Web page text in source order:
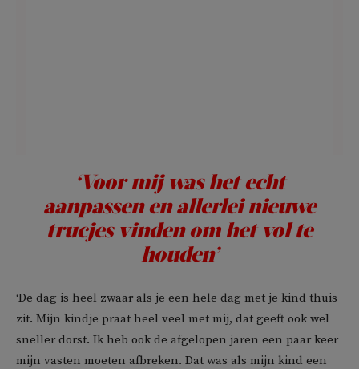
‘Voor mij was het echt
aanpassen en allerlei nieuwe
trucjes vinden om het vol te
houden’
‘De dag is heel zwaar als je een hele dag met je kind thuis
zit. Mijn kindje praat heel veel met mij, dat geeft ook wel
sneller dorst. Ik heb ook de afgelopen jaren een paar keer
mijn vasten moeten afbreken. Dat was als mijn kind een